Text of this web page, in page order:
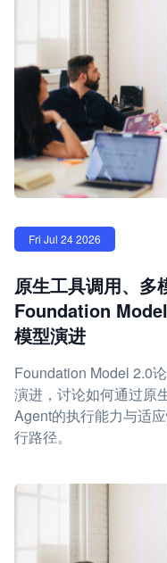
Fri Jul 24 2026
原生工具调用、多
Foundation
模型演进
Foundation Model 2.0
演进，讨论如何通过原
Agent的执行能力与适
行路径。